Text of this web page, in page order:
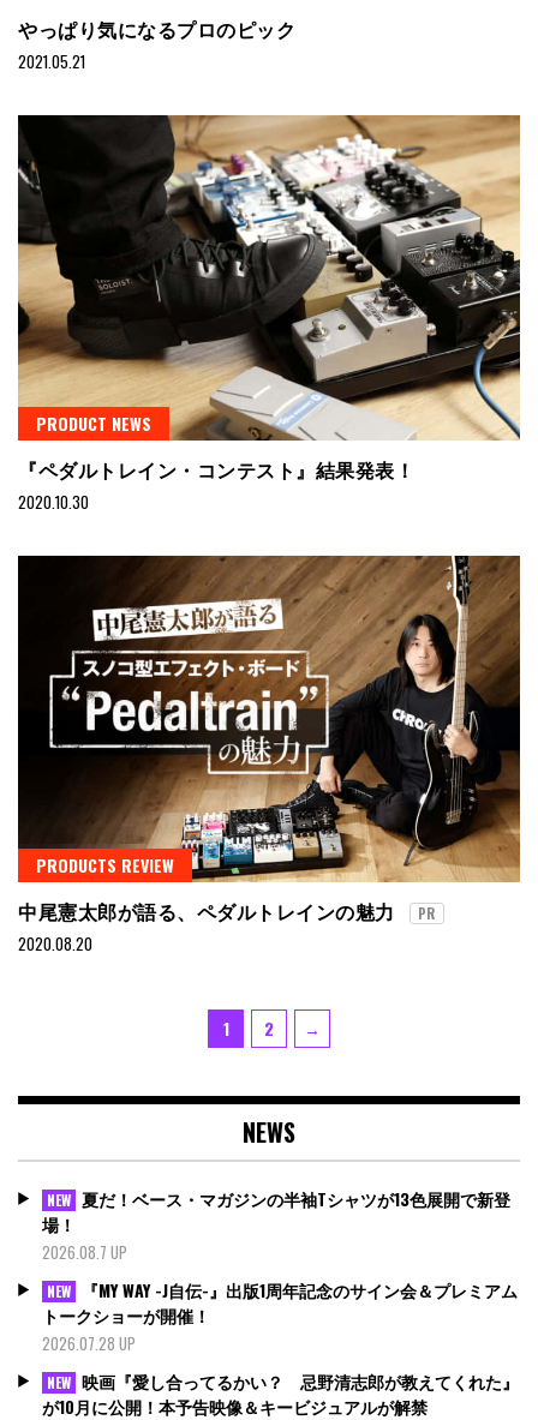
やっぱり気になるプロのピック
2021.05.21
PRODUCT NEWS
『ペダルトレイン・コンテスト』結果発表！
2020.10.30
PRODUCTS REVIEW
中尾憲太郎が語る、ペダルトレインの魅力 PR
2020.08.20
Page
1 Page
2 →
NEWS
NEW 夏だ！ベース・マガジンの半袖Tシャツが13色展開で新登
場！
2026.08.7 UP
NEW
『MY WAY -J自伝-』出版1周年記念のサイン会＆プレミアム
トークショーが開催！
2026.07.28 UP
NEW 映画『愛し合ってるかい？ 忌野清志郎が教えてくれた』
が10月に公開！本予告映像＆キービジュアルが解禁